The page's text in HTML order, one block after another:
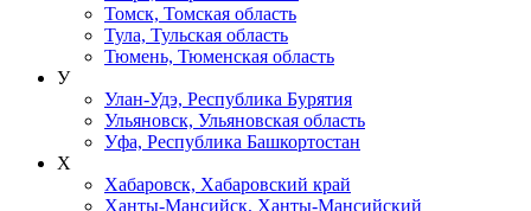
Томск, Томская область
Тула, Тульская область
Тюмень, Тюменская область
У
Улан-Удэ, Республика Бурятия
Ульяновск, Ульяновская область
Уфа, Республика Башкортостан
Х
Хабаровск, Хабаровский край
Ханты-Мансийск, Ханты-Мансийский